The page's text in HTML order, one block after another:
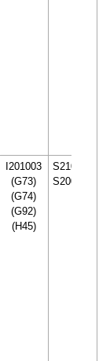
I201003
(G73)
(G74)
(G92)
(H45)
S210650
S200544